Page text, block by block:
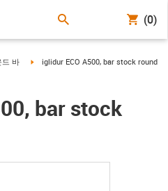
(0)
arrow-right
드 바 igus-icon-arrow-right
iglidur ECO A500, bar stock round
bar stock